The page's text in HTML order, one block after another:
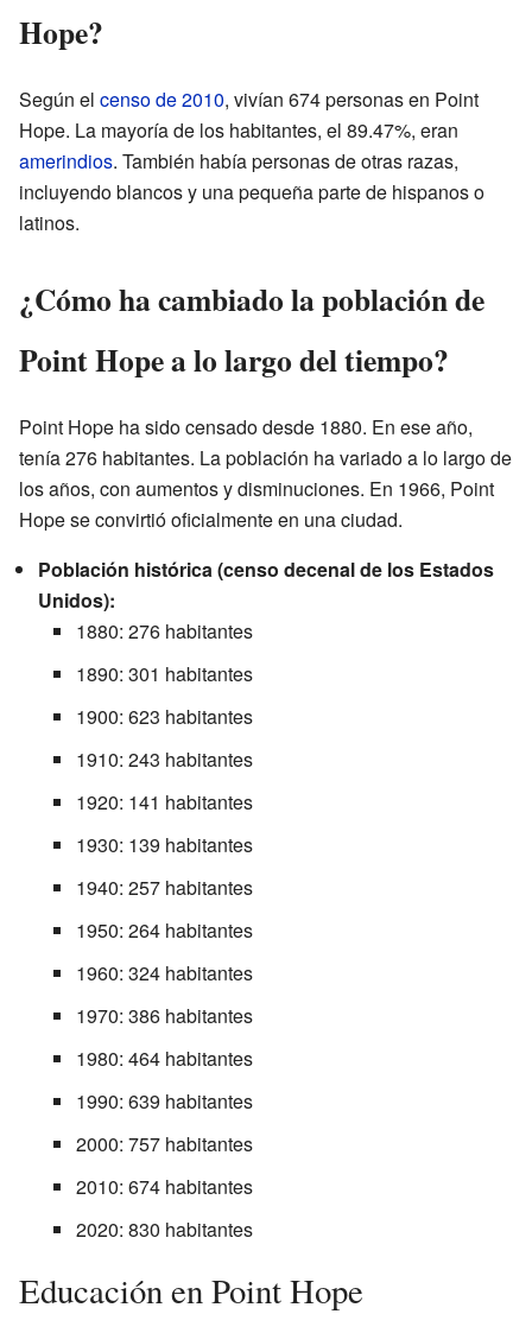
Hope?
Según el censo de 2010, vivían 674 personas en Point
Hope. La mayoría de los habitantes, el 89.47%, eran
amerindios. También había personas de otras razas,
incluyendo blancos y una pequeña parte de hispanos o
latinos.
¿Cómo ha cambiado la población de
Point Hope a lo largo del tiempo?
Point Hope ha sido censado desde 1880. En ese año,
tenía 276 habitantes. La población ha variado a lo largo de
los años, con aumentos y disminuciones. En 1966, Point
Hope se convirtió oficialmente en una ciudad.
Población histórica (censo decenal de los Estados
Unidos):
1880: 276 habitantes
1890: 301 habitantes
1900: 623 habitantes
1910: 243 habitantes
1920: 141 habitantes
1930: 139 habitantes
1940: 257 habitantes
1950: 264 habitantes
1960: 324 habitantes
1970: 386 habitantes
1980: 464 habitantes
1990: 639 habitantes
2000: 757 habitantes
2010: 674 habitantes
2020: 830 habitantes
Educación en Point Hope